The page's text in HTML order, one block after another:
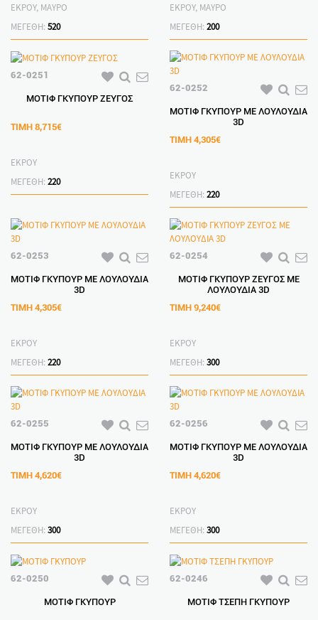
ΕΚΡΟΥ, ΜΑΥΡΟ
ΜΕΓΕΘΗ: 520
ΕΚΡΟΥ, ΜΑΥΡΟ
ΜΕΓΕΘΗ: 200
62-0251
ΜΟΤΙΦ ΓΚΥΠΟΥΡ ΖΕΥΓΟΣ
ΤΙΜΗ 8,715€
ΕΚΡΟΥ
ΜΕΓΕΘΗ: 220
62-0252
ΜΟΤΙΦ ΓΚΥΠΟΥΡ ΜΕ ΛΟΥΛΟΥΔΙΑ
3D
ΤΙΜΗ 4,305€
ΕΚΡΟΥ
ΜΕΓΕΘΗ: 220
62-0253
ΜΟΤΙΦ ΓΚΥΠΟΥΡ ΜΕ ΛΟΥΛΟΥΔΙΑ
3D
ΤΙΜΗ 4,305€
ΕΚΡΟΥ
ΜΕΓΕΘΗ: 220
62-0254
ΜΟΤΙΦ ΓΚΥΠΟΥΡ ΖΕΥΓΟΣ ΜΕ
ΛΟΥΛΟΥΔΙΑ 3D
ΤΙΜΗ 9,240€
ΕΚΡΟΥ
ΜΕΓΕΘΗ: 300
62-0255
ΜΟΤΙΦ ΓΚΥΠΟΥΡ ΜΕ ΛΟΥΛΟΥΔΙΑ
3D
ΤΙΜΗ 4,620€
ΕΚΡΟΥ
ΜΕΓΕΘΗ: 300
62-0256
ΜΟΤΙΦ ΓΚΥΠΟΥΡ ΜΕ ΛΟΥΛΟΥΔΙΑ
3D
ΤΙΜΗ 4,620€
ΕΚΡΟΥ
ΜΕΓΕΘΗ: 300
62-0250
ΜΟΤΙΦ ΓΚΥΠΟΥΡ
62-0246
ΜΟΤΙΦ ΤΣΕΠΗ ΓΚΥΠΟΥΡ